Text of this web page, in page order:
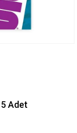
Adet